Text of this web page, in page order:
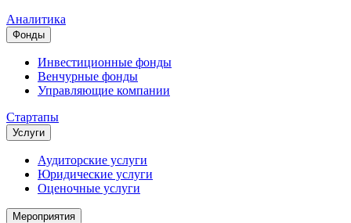
Аналитика
Фонды
Инвестиционные фонды
Венчурные фонды
Управляющие компании
Стартапы
Услуги
Аудиторские услуги
Юридические услуги
Оценочные услуги
Мероприятия